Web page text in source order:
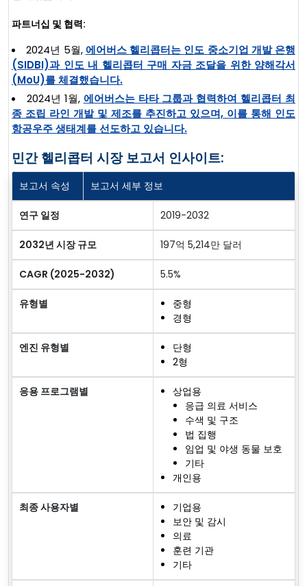
파트너십 및 협력:
2024년 5월,에어버스 헬리콥터는 인도 중소기업 개발 은행
(SIDBI)과 인도 내 헬리콥터 구매 자금 조달을 위한 양해각서
(MoU)를 체결했습니다.
2024년 1월, 에어버스는 타타 그룹과 협력하여 헬리콥터 최
종 조립 라인 개발 및 제조를 추진하고 있으며, 이를 통해 인도
항공우주 생태계를 선도하고 있습니다.
민간 헬리콥터 시장 보고서 인사이트:
보고서 속성 보고서 세부 정보
연구 일정 2019-2032
2032년 시장 규모 197억 5,214만 달러
CAGR (2025-2032) 5.5%
유형별
중형
경형
엔진 유형별
단형
2형
응용 프로그램별
상업용
응급 의료 서비스
수색 및 구조
법 집행
임업 및 야생 동물 보호
기타
개인용
최종 사용자별
기업용
보안 및 감시
의료
훈련 기관
기타